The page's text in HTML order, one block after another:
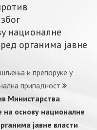
националне
органима јавне
и препоруке у
припадност
Министарства
на основу националне
јавне власти